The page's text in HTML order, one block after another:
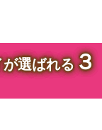
選ばれる３